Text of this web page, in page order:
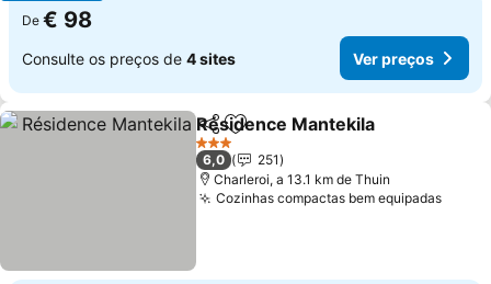
De € 98
Consulte os preços de 4 sites Ver preços
PartilharAdicionar aos favoritos
Résidence Mantekila
3 Estrelas
6,0
251
Charleroi, a 13.1 km de Thuin
Cozinhas compactas bem equipadas